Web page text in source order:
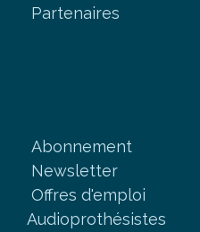
Partenaires
Abonnement
Newsletter
Offres d'emploi
Audioprothésistes